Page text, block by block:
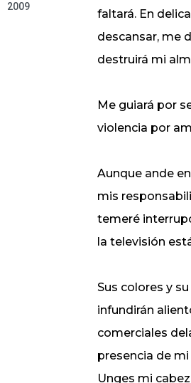
2009
faltará. En
descansar, me
destruirá mi
Me guiará por
violencia por
Aunque ande
mis
temeré
la televisión
Sus colores y
infundirán
comerciales
presencia de
Unges mi